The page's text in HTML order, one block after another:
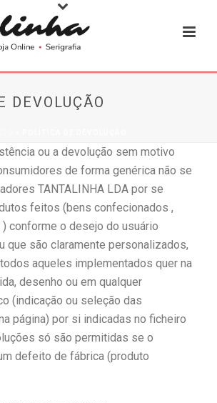
DEVOLUÇÃO
ou a devolução sem motivo
de forma genérica não se
TANTALINHA LDA por se
feitos (bens confecionados ,
conforme o desejo do usuário
que são claramente personalizados,
aqueles implementados quer na
desenho ou em qualquer
(indicação ou seleção das
página) por si indicadas no ficheiro
só são permitidas se o
defeito de fábrica (produto